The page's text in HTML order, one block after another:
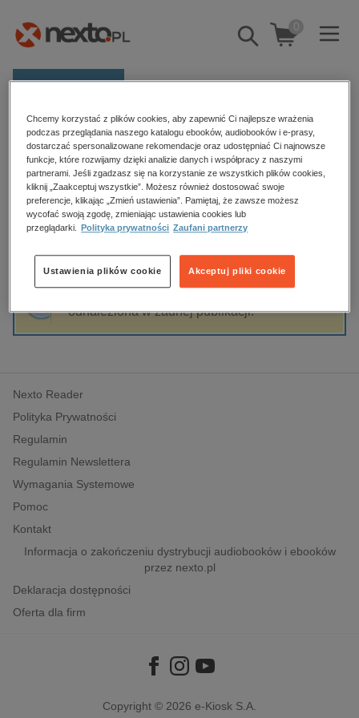
Pokaż/schowaj
wyszukiwarkę
0
E-prasa
Kategorie
Zobacz wszystkie E-prasa
budownictwo, aranżacja wnętrz
biznesowe, branżowe, gospodarka
edukacja
hobby, sport, rozrywka
komputery, internet, technologie, informatyka
polityka, społeczno-informacyjne
psychologiczne
inne
popularno-naukowe
historia
Strona główna Michalina Domańska
Michalina Domańska
Sortowanie Filtrowanie
odnaleziona w żadnej publikacji.
Nexto Reader
Polityka Prywatności
Regulamin
Regulamin Newslettera
Wymagania Systemowe
Pomoc
Kontakt
Informacja o zakończeniu dystrybucji audiobooków i ebooków
przez nexto.pl
Deklaracja dostępności
Oferta dla firm
Copyright © 2026 e-Kiosk S.A.
Chcemy korzystać z plików cookies, aby zapewnić Ci najlepsze wrażenia
podczas przeglądania naszego katalogu ebooków, audiobooków i e-prasy,
dostarczać spersonalizowane rekomendacje oraz udostępniać Ci najnowsze
funkcje, które rozwijamy dzięki analizie danych i współpracy z naszymi
partnerami. Jeśli zgadzasz się na korzystanie ze wszystkich plików cookies,
kliknij „Zaakceptuj wszystkie”. Możesz również dostosować swoje
preferencje, klikając „Zmień ustawienia”. Pamiętaj, że zawsze możesz
wycofać swoją zgodę, zmieniając ustawienia cookies lub
przeglądarki.
Polityka prywatności Zaufani partnerzy
Akceptuj pliki cookie
Ustawienia plików cookie